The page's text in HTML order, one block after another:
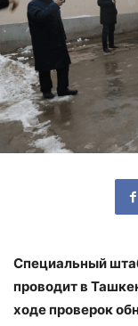
Специальный
проводит в
ходе проверок